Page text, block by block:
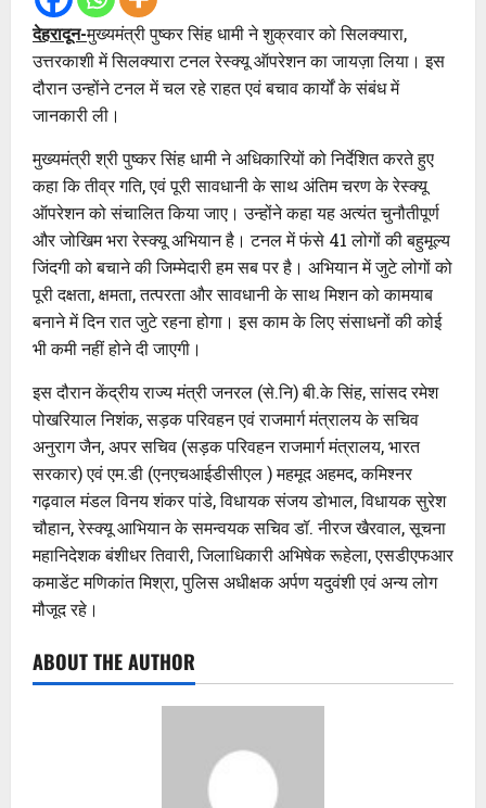
देहरादून-मुख्यमंत्री पुष्कर सिंह धामी ने शुक्रवार को सिलक्यारा,
उत्तरकाशी में सिलक्यारा टनल रेस्क्यू ऑपरेशन का जायज़ा लिया। इस
दौरान उन्होंने टनल में चल रहे राहत एवं बचाव कार्यों के संबंध में
जानकारी ली।
मुख्यमंत्री श्री पुष्कर सिंह धामी ने अधिकारियों को निर्देशित करते हुए
कहा कि तीव्र गति, एवं पूरी सावधानी के साथ अंतिम चरण के रेस्क्यू
ऑपरेशन को संचालित किया जाए। उन्होंने कहा यह अत्यंत चुनौतीपूर्ण
और जोखिम भरा रेस्क्यू अभियान है। टनल में फंसे 41 लोगों की बहुमूल्य
जिंदगी को बचाने की जिम्मेदारी हम सब पर है। अभियान में जुटे लोगों को
पूरी दक्षता, क्षमता, तत्परता और सावधानी के साथ मिशन को कामयाब
बनाने में दिन रात जुटे रहना होगा। इस काम के लिए संसाधनों की कोई
भी कमी नहीं होने दी जाएगी।
इस दौरान केंद्रीय राज्य मंत्री जनरल (से.नि) बी.के सिंह, सांसद रमेश
पोखरियाल निशंक, सड़क परिवहन एवं राजमार्ग मंत्रालय के सचिव
अनुराग जैन, अपर सचिव (सड़क परिवहन राजमार्ग मंत्रालय, भारत
सरकार) एवं एम.डी (एनएचआईडीसीएल ) महमूद अहमद, कमिश्नर
गढ़वाल मंडल विनय शंकर पांडे, विधायक संजय डोभाल, विधायक सुरेश
चौहान, रेस्क्यू आभियान के समन्वयक सचिव डॉ. नीरज खैरवाल, सूचना
महानिदेशक बंशीधर तिवारी, जिलाधिकारी अभिषेक रूहेला, एसडीएफआर
कमाडेंट मणिकांत मिश्रा, पुलिस अधीक्षक अर्पण यदुवंशी एवं अन्य लोग
मौजूद रहे।
ABOUT THE AUTHOR